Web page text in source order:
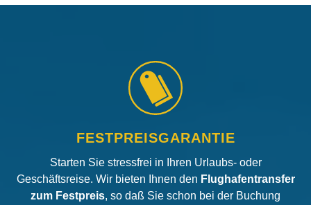
FESTPREISGARANTIE
Starten Sie stressfrei in Ihren Urlaubs- oder
Geschäftsreise. Wir bieten Ihnen den Flughafentransfer
zum Festpreis, so daß Sie schon bei der Buchung